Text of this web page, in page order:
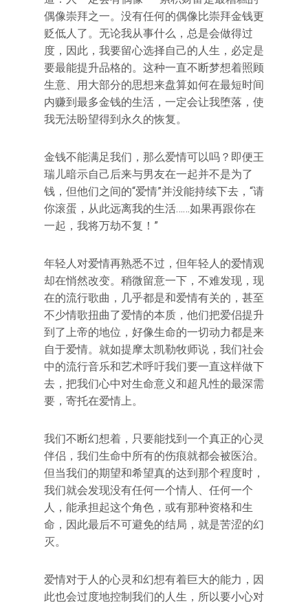
偶像崇拜之一。没有任何的偶像比崇拜金钱更
贬低人了。无论我从事什么，总是会做得过
度，因此，我要留心选择自己的人生，必定是
要最能提升品格的。这种一直不断梦想着照顾
生意、用大部分的思想来盘算如何在最短时间
内赚到最多金钱的生活，一定会让我堕落，使
我无法盼望得到永久的恢复。
金钱不能满足我们，那么爱情可以吗？即便王
瑞儿暗示自己后来与男友在一起并不是为了
钱，但他们之间的“爱情”并没能持续下去，“请
你滚蛋，从此远离我的生活……如果再跟你在
一起，我将万劫不复！”
年轻人对爱情再熟悉不过，但年轻人的爱情观
却在悄然改变。稍微留意一下，不难发现，现
在的流行歌曲，几乎都是和爱情有关的，甚至
不少情歌扭曲了爱情的本质，他们把爱侣提升
到了上帝的地位，好像生命的一切动力都是来
自于爱情。就如提摩太凯勒牧师说，我们社会
中的流行音乐和艺术呼吁我们要一直这样做下
去，把我们心中对生命意义和超凡性的最深需
要，寄托在爱情上。
我们不断幻想着，只要能找到一个真正的心灵
伴侣，我们生命中所有的伤痕就都会被医治。
但当我们的期望和希望真的达到那个程度时，
我们就会发现没有任何一个情人、任何一个
人，能承担起这个角色，或有那种资格和生
命，因此最后不可避免的结局，就是苦涩的幻
灭。
爱情对于人的心灵和幻想有着巨大的能力，因
此也会过度地控制我们的人生，所以要小心对